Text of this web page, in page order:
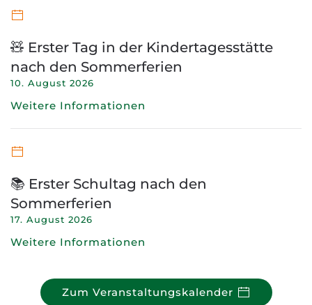
🧸 Erster Tag in der Kindertagesstätte
nach den Sommerferien
10. August 2026
Weitere Informationen
📚 Erster Schultag nach den
Sommerferien
17. August 2026
Weitere Informationen
Zum Veranstaltungskalender